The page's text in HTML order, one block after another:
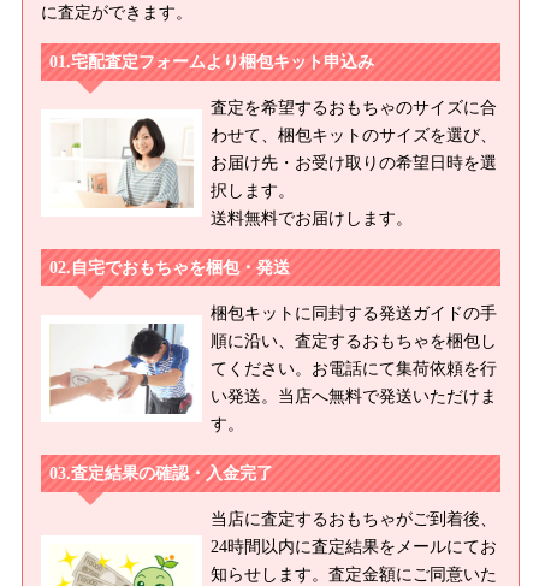
に査定ができます。
宅配査定フォームより梱包キット申込み
査定を希望するおもちゃのサイズに合
わせて、梱包キットのサイズを選び、
お届け先・お受け取りの希望日時を選
択します。
送料無料でお届けします。
自宅でおもちゃを梱包・発送
梱包キットに同封する発送ガイドの手
順に沿い、査定するおもちゃを梱包し
てください。お電話にて集荷依頼を行
い発送。当店へ無料で発送いただけま
す。
査定結果の確認・入金完了
当店に査定するおもちゃがご到着後、
24時間以内に査定結果をメールにてお
知らせします。査定金額にご同意いた